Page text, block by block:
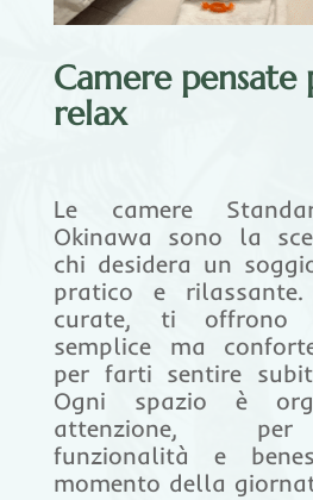
Camere
relax
Le camere
Okinawa sono la
chi desidera un
pratico e
curate, ti offrono
semplice ma
per farti sentire
Ogni spazio è
attenzione,
funzionalità e
momento della